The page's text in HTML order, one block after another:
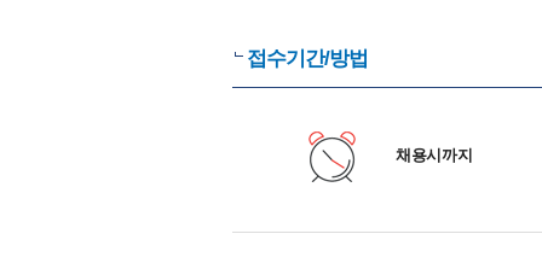
접수기간/방법
채용시까지